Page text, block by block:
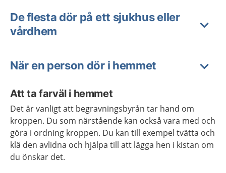
De flesta dör på ett sjukhus eller
vårdhem
När en person dör i hemmet
Att ta farväl i hemmet
Det är vanligt att begravningsbyrån tar hand om
kroppen. Du som närstående kan också vara med och
göra i ordning kroppen. Du kan till exempel tvätta och
klä den avlidna och hjälpa till att lägga hen i kistan om
du önskar det.